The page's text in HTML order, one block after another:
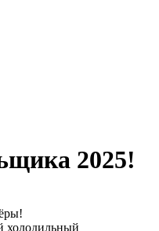
2025!